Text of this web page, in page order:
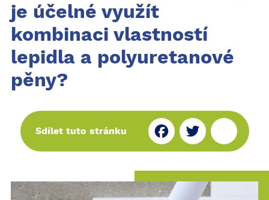
je účelné využít
kombinaci vlastností
lepidla a polyuretanové
pěny?
Sdílet tuto stránku
Fa
bo
Tw
er
Sh
e